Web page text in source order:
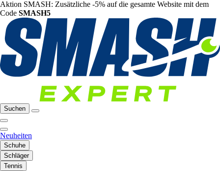
Aktion SMASH: Zusätzliche -5% auf die gesamte Website mit dem
Code SMASH5
Suchen
Neuheiten
Schuhe
Schläger
Tennis